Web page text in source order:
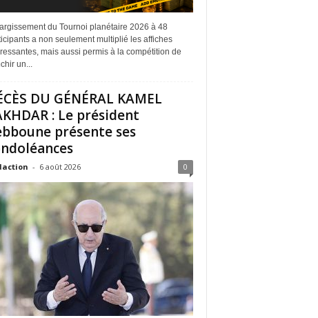
du Tournoi planétaire 2026 à 48
a non seulement multiplié les affiches
mais aussi permis à la compétition de
un...
DU GÉNÉRAL KAMEL
: Le président
présente ses
- 6 août 2026 0